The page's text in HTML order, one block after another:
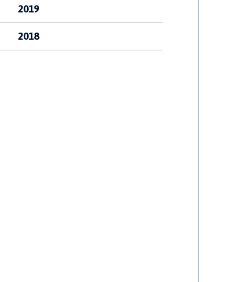
2019
2018